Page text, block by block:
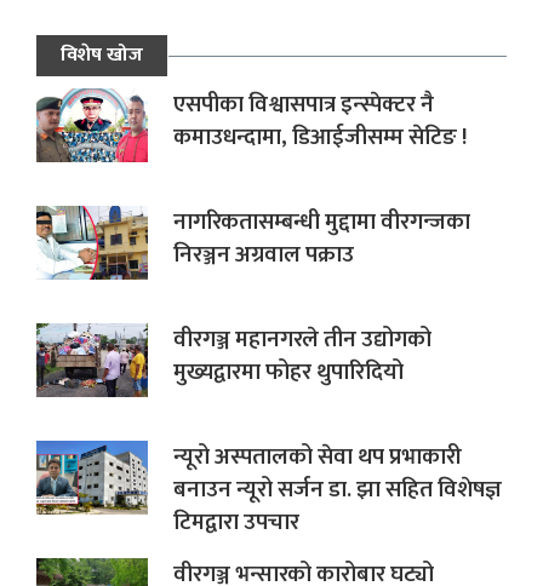
विशेष खोज
एसपीका विश्वासपात्र इन्स्पेक्टर नै
कमाउधन्दामा, डिआईजीसम्म सेटिङ !
नागरिकतासम्बन्धी मुद्दामा वीरगन्जका
निरञ्जन अग्रवाल पक्राउ
वीरगञ्ज महानगरले तीन उद्योगको
मुख्यद्वारमा फोहर थुपारिदियो
न्यूरो अस्पतालको सेवा थप प्रभाकारी
बनाउन न्यूरो सर्जन डा. झा सहित विशेषज्ञ
टिमद्वारा उपचार
वीरगञ्ज भन्सारको कारोबार घट्यो